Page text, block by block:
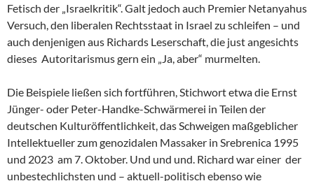
Fetisch der „Israelkritik“. Galt jedoch auch Premier Netanyahus
Versuch, den liberalen Rechtsstaat in Israel zu schleifen – und
auch denjenigen aus Richards Leserschaft, die just angesichts
dieses Autoritarismus gern ein „Ja, aber“ murmelten.
Die Beispiele ließen sich fortführen, Stichwort etwa die Ernst
Jünger- oder Peter-Handke-Schwärmerei in Teilen der
deutschen Kulturöffentlichkeit, das Schweigen maßgeblicher
Intellektueller zum genozidalen Massaker in Srebrenica 1995
und 2023 am 7. Oktober. Und und und. Richard war einer der
unbestechlichsten und – aktuell-politisch ebenso wie